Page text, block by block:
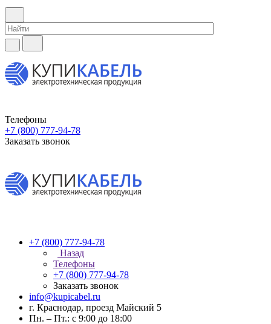
Телефоны
+7 (800) 777-94-78
Заказать звонок
+7 (800) 777-94-78
Назад
Телефоны
+7 (800) 777-94-78
Заказать звонок
info@kupicabel.ru
г. Краснодар, проезд Майский 5
Пн. – Пт.: с 9:00 до 18:00